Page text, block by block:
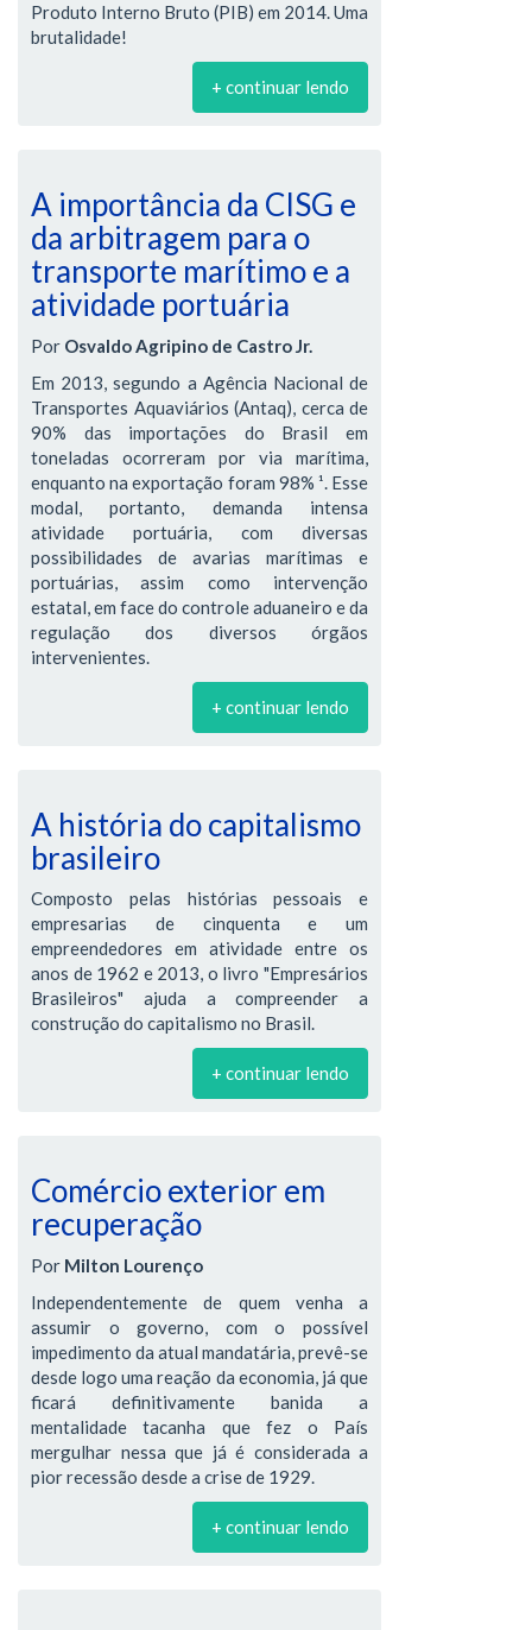
Produto Interno Bruto (PIB) em 2014. Uma
brutalidade!
+ continuar lendo
A importância da CISG e
da arbitragem para o
transporte marítimo e a
atividade portuária
Por Osvaldo Agripino de Castro Jr.
Em 2013, segundo a Agência Nacional de
Transportes Aquaviários (Antaq), cerca de
90% das importações do Brasil em
toneladas ocorreram por via marítima,
enquanto na exportação foram 98% ¹. Esse
modal, portanto, demanda intensa
atividade portuária, com diversas
possibilidades de avarias marítimas e
portuárias, assim como intervenção
estatal, em face do controle aduaneiro e da
regulação dos diversos órgãos
intervenientes.
+ continuar lendo
A história do capitalismo
brasileiro
Composto pelas histórias pessoais e
empresarias de cinquenta e um
empreendedores em atividade entre os
anos de 1962 e 2013, o livro "Empresários
Brasileiros" ajuda a compreender a
construção do capitalismo no Brasil.
+ continuar lendo
Comércio exterior em
recuperação
Por Milton Lourenço
Independentemente de quem venha a
assumir o governo, com o possível
impedimento da atual mandatária, prevê-se
desde logo uma reação da economia, já que
ficará definitivamente banida a
mentalidade tacanha que fez o País
mergulhar nessa que já é considerada a
pior recessão desde a crise de 1929.
+ continuar lendo